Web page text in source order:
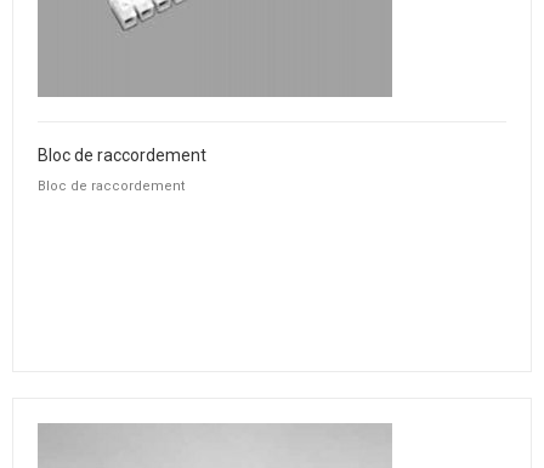
Bloc de raccordement
Bloc de raccordement